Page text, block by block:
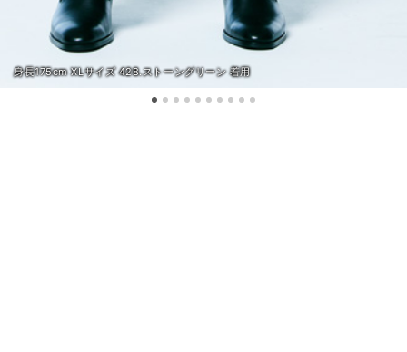
身長175cm XLサイズ 428.ストーングリーン 着用